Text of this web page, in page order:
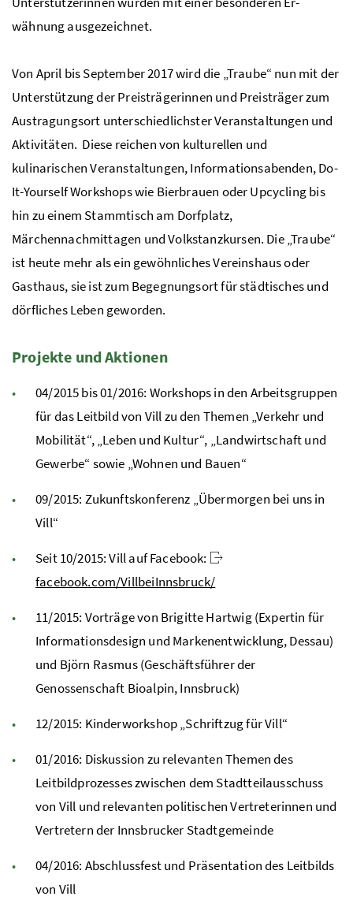
wähnung ausgezeichnet.
Von April bis September 2017 wird die „Traube“ nun mit der
Unterstützung der Preisträgerinnen und Preisträger zum
Austragungsort unterschiedlichster Veranstaltungen und
Aktivitäten. Diese reichen von kulturellen und
kulinarischen Veranstaltungen, Informationsabenden, Do-
It-Yourself Workshops wie Bierbrauen oder Upcycling bis
hin zu einem Stammtisch am Dorfplatz,
Märchennachmittagen und Volkstanzkursen. Die „Traube“
ist heute mehr als ein gewöhnliches Vereinshaus oder
Gasthaus, sie ist zum Begegnungsort für städtisches und
dörfliches Leben geworden.
Projekte und Aktionen
04/2015 bis 01/2016: Workshops in den Arbeitsgruppen
für das Leitbild von Vill zu den Themen „Verkehr und
Mobilität“, „Leben und Kultur“, „Landwirtschaft und
Gewerbe“ sowie „Wohnen und Bauen“
09/2015: Zukunftskonferenz „Übermorgen bei uns in
Vill“
Seit 10/2015: Vill auf Facebook:
facebook.com/VillbeiInnsbruck/
11/2015: Vorträge von Brigitte Hartwig (Expertin für
Informationsdesign und Markenentwicklung, Dessau)
und Björn Rasmus (Geschäftsführer der
Genossenschaft Bioalpin, Innsbruck)
12/2015: Kinderworkshop „Schriftzug für Vill“
01/2016: Diskussion zu relevanten Themen des
Leitbildprozesses zwischen dem Stadtteilausschuss
von Vill und relevanten politischen Vertreterinnen und
Vertretern der Innsbrucker Stadtgemeinde
04/2016: Abschlussfest und Präsentation des Leitbilds
von Vill